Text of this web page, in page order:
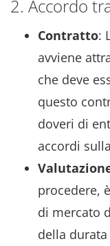
2. Accordo
Contratto:
avviene
che deve
questo
doveri di
accordi
procedere,
di mercato
della